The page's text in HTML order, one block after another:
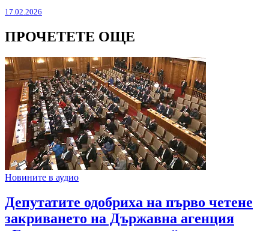
17.02.2026
ПРОЧЕТЕТЕ ОЩЕ
Новините в аудио
Депутатите одобриха на първо четене
закриването на Държавна агенция